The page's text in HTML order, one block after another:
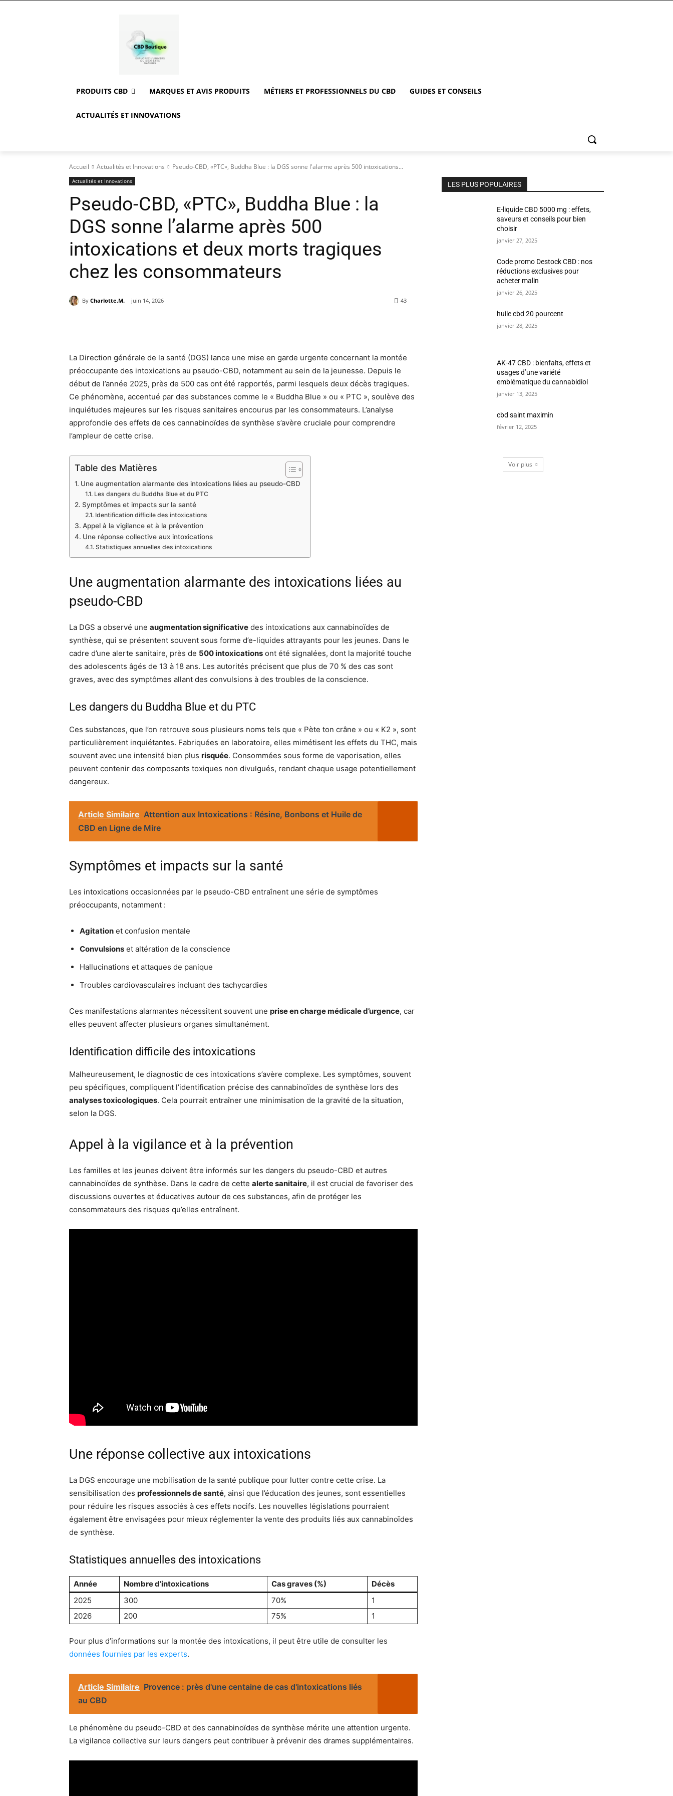
PRODUITS CBD MARQUES ET AVIS PRODUITS MÉTIERS ET PROFESSIONNELS DU CBD GUIDES ET CONSEILS
ACTUALITÉS ET INNOVATIONS
Accueil Actualités et Innovations Pseudo-CBD, «PTC», Buddha Blue : la DGS sonne l'alarme après 500 intoxications...
Actualités et Innovations
Pseudo-CBD, «PTC», Buddha Blue : la
DGS sonne l’alarme après 500
intoxications et deux morts tragiques
chez les consommateurs
By Charlotte.M. juin 14, 2026 43
La Direction générale de la santé (DGS) lance une mise en garde urgente concernant la montée
préoccupante des intoxications au pseudo-CBD, notamment au sein de la jeunesse. Depuis le
début de l’année 2025, près de 500 cas ont été rapportés, parmi lesquels deux décès tragiques.
Ce phénomène, accentué par des substances comme le « Buddha Blue » ou « PTC », soulève des
inquiétudes majeures sur les risques sanitaires encourus par les consommateurs. L’analyse
approfondie des effets de ces cannabinoïdes de synthèse s’avère cruciale pour comprendre
l’ampleur de cette crise.
Table des Matières
Une augmentation alarmante des intoxications liées au pseudo-CBD
Les dangers du Buddha Blue et du PTC
Symptômes et impacts sur la santé
Identification difficile des intoxications
Appel à la vigilance et à la prévention
Une réponse collective aux intoxications
Statistiques annuelles des intoxications
Une augmentation alarmante des intoxications liées au
pseudo-CBD
La DGS a observé une augmentation significative des intoxications aux cannabinoïdes de
synthèse, qui se présentent souvent sous forme d’e-liquides attrayants pour les jeunes. Dans le
cadre d’une alerte sanitaire, près de 500 intoxications ont été signalées, dont la majorité touche
des adolescents âgés de 13 à 18 ans. Les autorités précisent que plus de 70 % des cas sont
graves, avec des symptômes allant des convulsions à des troubles de la conscience.
Les dangers du Buddha Blue et du PTC
Ces substances, que l’on retrouve sous plusieurs noms tels que « Pète ton crâne » ou « K2 », sont
particulièrement inquiétantes. Fabriquées en laboratoire, elles mimétisent les effets du THC, mais
souvent avec une intensité bien plus risquée. Consommées sous forme de vaporisation, elles
peuvent contenir des composants toxiques non divulgués, rendant chaque usage potentiellement
dangereux.
Article Similaire Attention aux Intoxications : Résine, Bonbons et Huile de
CBD en Ligne de Mire
Symptômes et impacts sur la santé
Les intoxications occasionnées par le pseudo-CBD entraînent une série de symptômes
préoccupants, notamment :
Agitation et confusion mentale
Convulsions et altération de la conscience
Hallucinations et attaques de panique
Troubles cardiovasculaires incluant des tachycardies
Ces manifestations alarmantes nécessitent souvent une prise en charge médicale d’urgence, car
elles peuvent affecter plusieurs organes simultanément.
Identification difficile des intoxications
Malheureusement, le diagnostic de ces intoxications s’avère complexe. Les symptômes, souvent
peu spécifiques, compliquent l’identification précise des cannabinoïdes de synthèse lors des
analyses toxicologiques. Cela pourrait entraîner une minimisation de la gravité de la situation,
selon la DGS.
Appel à la vigilance et à la prévention
Les familles et les jeunes doivent être informés sur les dangers du pseudo-CBD et autres
cannabinoïdes de synthèse. Dans le cadre de cette alerte sanitaire, il est crucial de favoriser des
discussions ouvertes et éducatives autour de ces substances, afin de protéger les
consommateurs des risques qu’elles entraînent.
Une réponse collective aux intoxications
La DGS encourage une mobilisation de la santé publique pour lutter contre cette crise. La
sensibilisation des professionnels de santé, ainsi que l’éducation des jeunes, sont essentielles
pour réduire les risques associés à ces effets nocifs. Les nouvelles législations pourraient
également être envisagées pour mieux réglementer la vente des produits liés aux cannabinoïdes
de synthèse.
Statistiques annuelles des intoxications
Année Nombre d’intoxications Cas graves (%)
Décès
2025
300 70%
1
2026
200 75% 1
Pour plus d’informations sur la montée des intoxications, il peut être utile de consulter les
données fournies par les experts.
Article Similaire Provence : près d'une centaine de cas d'intoxications liés
au CBD
Le phénomène du pseudo-CBD et des cannabinoïdes de synthèse mérite une attention urgente.
La vigilance collective sur leurs dangers peut contribuer à prévenir des drames supplémentaires.
LES PLUS POPULAIRES
E-liquide CBD 5000 mg : effets,
saveurs et conseils pour bien
choisir
janvier 27, 2025
Code promo Destock CBD : nos
réductions exclusives pour
acheter malin
janvier 26, 2025
huile cbd 20 pourcent
janvier 28, 2025
AK-47 CBD : bienfaits, effets et
usages d’une variété
emblématique du cannabidiol
janvier 13, 2025
cbd saint maximin
février 12, 2025
Voir plus